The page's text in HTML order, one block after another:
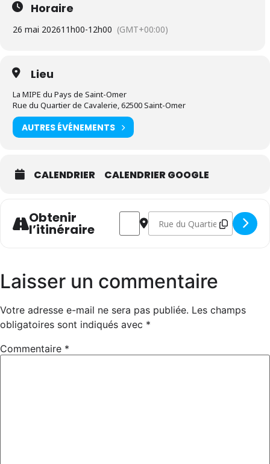
Horaire
26 mai 202611h00-12h00 (GMT+00:00)
Lieu
La MIPE du Pays de Saint-Omer
Rue du Quartier de Cavalerie, 62500 Saint-Omer
AUTRES ÉVÉNEMENTS
CALENDRIER CALENDRIER GOOGLE
Obtenir
l’itinéraire
Address - Ric de présentation |
Destination Address - Ric de
Laisser un commentaire
Votre adresse e-mail ne sera pas publiée. Les champs
obligatoires sont indiqués avec *
Commentaire *